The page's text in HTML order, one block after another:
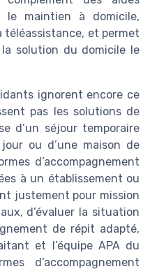
le maintien à domicile,
téléassistance, et permet
solution du domicile le
ignorent encore ce
pas les solutions de
d’un séjour temporaire
ou d’une maison de
d’accompagnement
à un établissement ou
justement pour mission
d’évaluer la situation
de répit adapté,
et l’équipe APA du
d’accompagnement